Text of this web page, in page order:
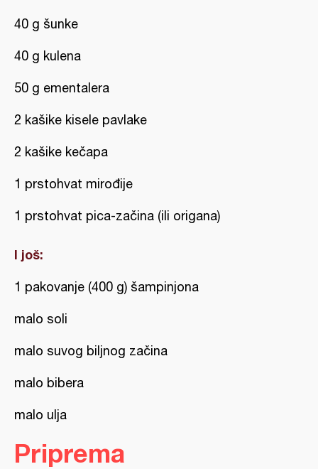
40 g šunke
40 g kulena
50 g ementalera
2 kašike kisele pavlake
2 kašike kečapa
1 prstohvat mirođije
1 prstohvat pica-začina (ili origana)
I još:
1 pakovanje (400 g) šampinjona
malo soli
malo suvog biljnog začina
malo bibera
malo ulja
Priprema